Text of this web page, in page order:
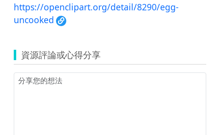
https://openclipart.org/detail/8290/egg-
uncooked
資源評論或心得分享